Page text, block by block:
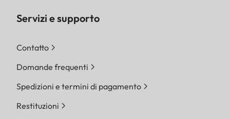
Servizi e supporto
Contatto
Domande frequenti
Spedizioni e termini di pagamento
Restituzioni